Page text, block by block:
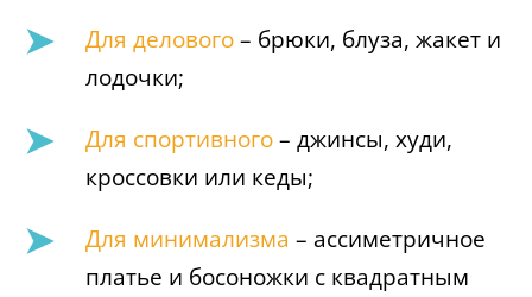
Для делового– брюки, блуза, жакет и
лодочки;
Для спортивного– джинсы, худи,
кроссовки или кеды;
Для минимализма – ассиметричное
платье и босоножки с квадратным